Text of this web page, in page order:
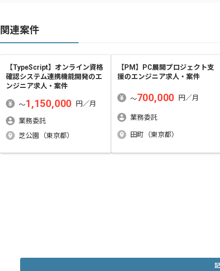
関連案件
【TypeScript】オンライン資格
確認システム連携機能開発のエ
ンジニア求人・案件
〜1,150,000 円／月
業務委託
芝公園（東京都）
【PM】PC展開プロジェクト支
援のエンジニア求人・案件
〜700,000 円／月
業務委託
田町（東京都）